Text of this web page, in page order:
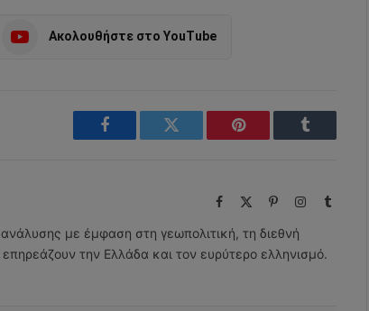
Ακολουθήστε στο YouTube
Facebook Twitter Pinterest Tumblr
Facebook PinterestInstagramTumblr
με έμφαση στη γεωπολιτική, τη διεθνή
την Ελλάδα και τον ευρύτερο ελληνισμό.